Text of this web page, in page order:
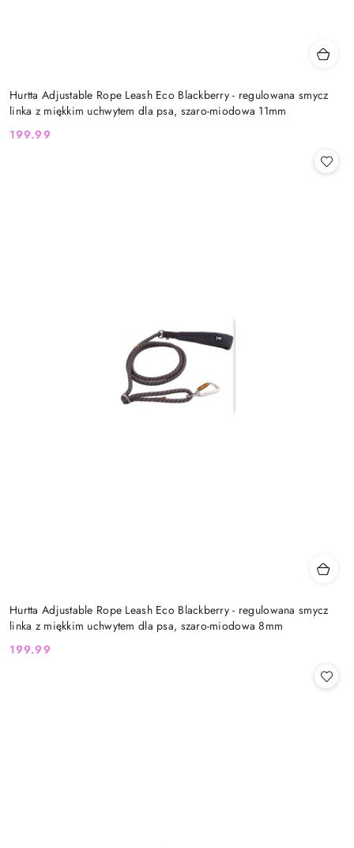
Hurtta Adjustable Rope Leash Eco Blackberry - regulowana smycz
linka z miękkim uchwytem dla psa, szaro-miodowa 11mm
Cena:
199.99
Hurtta Adjustable Rope Leash Eco Blackberry - regulowana smycz
linka z miękkim uchwytem dla psa, szaro-miodowa 8mm
Cena:
199.99